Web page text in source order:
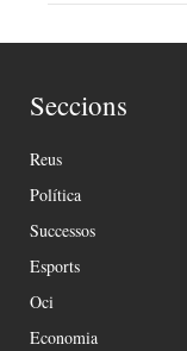
Seccions
Reus
Política
Successos
Esports
Oci
Economia